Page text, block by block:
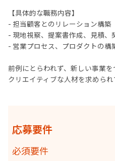
【具体的な職務内容】
- 担当顧客とのリレーション構築
- 現地視察、提案書作成、見積、
- 営業プロセス、プロダクトの構
前例にとらわれず、新しい事業
クリエイティブな人材を求められ
応募要件
必須要件